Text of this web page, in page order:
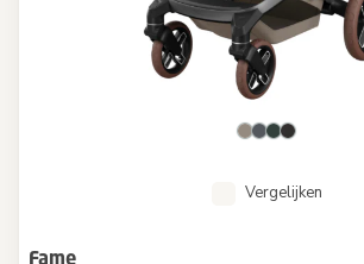
Vergelijken
Fame